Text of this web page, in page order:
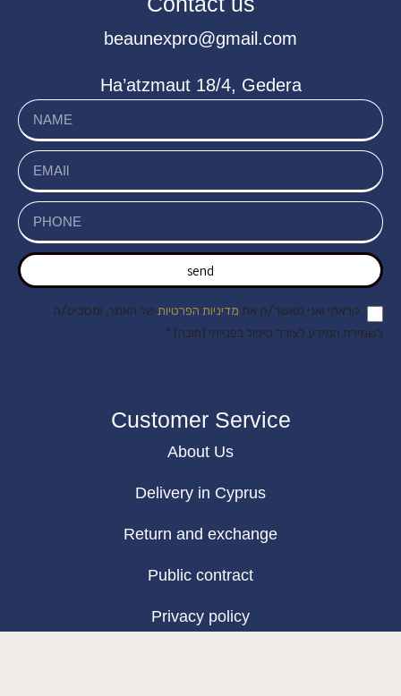
beaunexpro@gmail.com
Ha’atzmaut 18/4, Gedera
send
קראתי ואני מאשר/ת את מדיניות הפרטיות של האתר, ומסכים/ה
לשמירת המידע לצורך טיפול בפנייתי (חובה) *
Customer Service
About Us
Delivery in Cyprus
Return and exchange
Public contract
Privacy policy